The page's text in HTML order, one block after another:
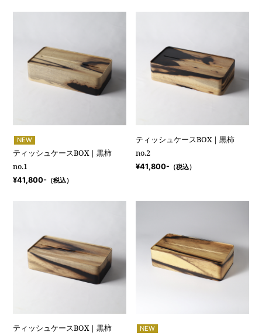
NEW
ティッシュケースBOX｜黒柿
no.1
¥41,800- （税込）
ティッシュケースBOX｜黒柿
no.2
¥41,800- （税込）
ティッシュケースBOX｜黒柿
NEW